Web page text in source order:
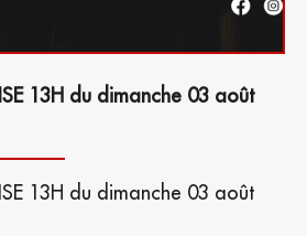
13H du dimanche 03 août
13H du dimanche 03 août